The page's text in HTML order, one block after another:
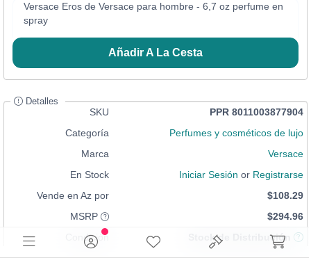
Versace Eros de Versace para hombre - 6,7 oz perfume en
spray
Añadir A La Cesta
Detalles
SKU
PPR 8011003877904
Categoría
Perfumes y cosméticos de lujo
Marca
Versace
En Stock
Iniciar Sesión or Registrarse
Vende en Az por
$108.29
MSRP
$294.96
Condición
Stock de Distribución